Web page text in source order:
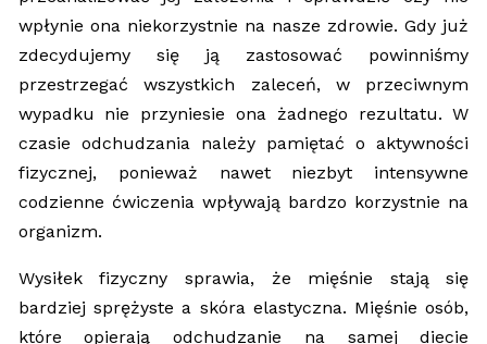
wpłynie ona niekorzystnie na nasze zdrowie. Gdy już
zdecydujemy się ją zastosować powinniśmy
przestrzegać wszystkich zaleceń, w przeciwnym
wypadku nie przyniesie ona żadnego rezultatu. W
czasie odchudzania należy pamiętać o aktywności
fizycznej, ponieważ nawet niezbyt intensywne
codzienne ćwiczenia wpływają bardzo korzystnie na
organizm.
Wysiłek fizyczny sprawia, że mięśnie stają się
bardziej sprężyste a skóra elastyczna. Mięśnie osób,
które opierają odchudzanie na samej diecie